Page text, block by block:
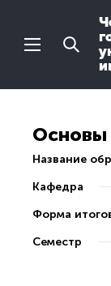
Основы
Название
Кафедра
Форма
Семестр